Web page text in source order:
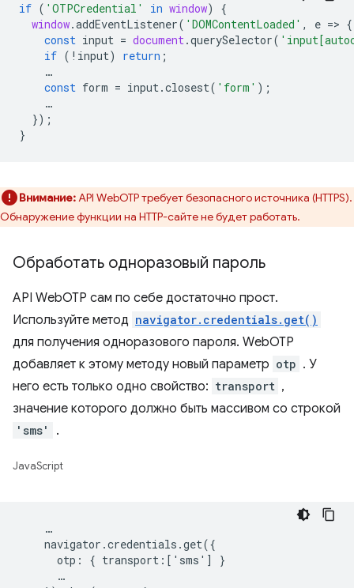
if ( 'OTPCredential' in window)
{
window.addEventListener( 'DOMContentLoaded' , e => {
const input = document.querySelector(
if ( ! input) return ;
…
const form = input.closest( 'form' );
…
});
}
Внимание:API WebOTP требует безопасного источника (HTTPS).
Обнаружение функции на HTTP-сайте не будет работать.
Обработать одноразовый пароль
API WebOTP сам по себе достаточно прост.
Используйте метод navigator.credentials.get()
для получения одноразового пароля. WebOTP
добавляет к этому методу новый параметр otp . У
него есть только одно свойство: transport ,
значение которого должно быть массивом со строкой
'sms' .
JavaScript
    …
    navigator.credentials.get({
      otp: { transport:['sms'] }
      …